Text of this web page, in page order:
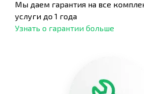
Мы даем гарантия на все
услуги до 1 года
Узнать о гарантии больше